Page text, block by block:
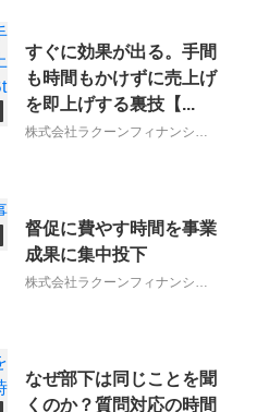
すぐに効果が出る。手間
も時間もかけずに売上げ
を即上げする裏技【...
株式会社ラクーンフィナンシャ
督促に費やす時間を事業
成果に集中投下
株式会社ラクーンフィナンシャ
なぜ部下は同じことを聞
くのか？質問対応の時間